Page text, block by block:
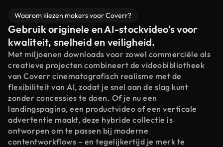
Waarom kiezen makers voor Coverr?
Gebruik originele en AI-stockvideo's voor
kwaliteit, snelheid en veiligheid.
Met miljoenen downloads voor zowel commerciële als
creatieve projecten combineert de videobibliotheek
van Coverr cinematografisch realisme met de
flexibiliteit van AI, zodat je snel aan de slag kunt
zonder concessies te doen. Of je nu een
landingspagina, een productvideo of een verticale
advertentie maakt, deze hybride collectie is
ontworpen om te passen bij moderne
contentworkflows – en tegelijkertijd je merk te